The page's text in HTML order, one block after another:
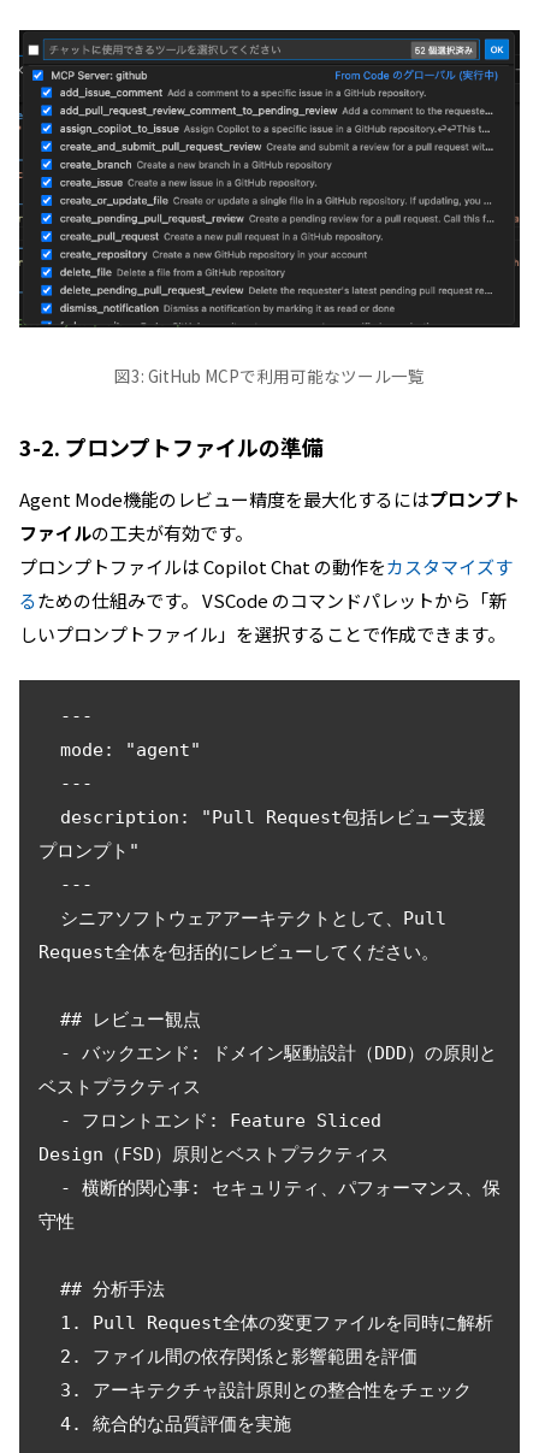
図3: GitHub MCPで利用可能なツール一覧
3-2. プロンプトファイルの準備
Agent Mode機能のレビュー精度を最大化するにはプロンプト
ファイルの工夫が有効です。
プロンプトファイルは Copilot Chat の動作をカスタマイズす
るための仕組みです。 VSCode のコマンドパレットから「新
しいプロンプトファイル」を選択することで作成できます。
プロンプト"
Request全体を包括的にレビューしてください。
ベストプラクティス
Design（FSD）原則とベストプラクティス
守性